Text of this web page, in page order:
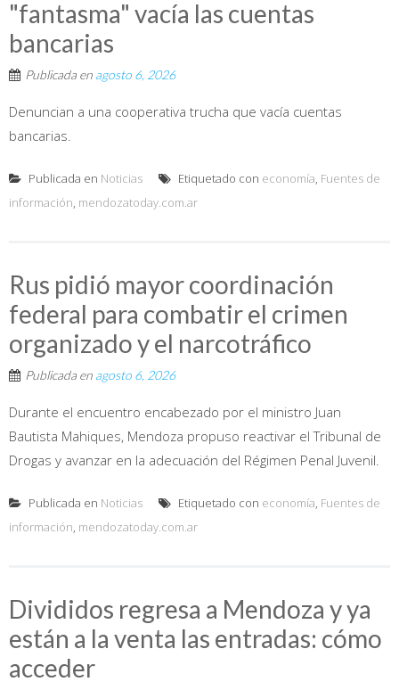
"fantasma" vacía las cuentas
bancarias
Publicada en agosto 6, 2026
Denuncian a una cooperativa trucha que vacía cuentas
bancarias.
Publicada en Noticias Etiquetado con economía, Fuentes de
información, mendozatoday.com.ar
Rus pidió mayor coordinación
federal para combatir el crimen
organizado y el narcotráfico
Publicada en agosto 6, 2026
Durante el encuentro encabezado por el ministro Juan
Bautista Mahiques, Mendoza propuso reactivar el Tribunal de
Drogas y avanzar en la adecuación del Régimen Penal Juvenil.
Publicada en Noticias Etiquetado con economía, Fuentes de
información, mendozatoday.com.ar
Divididos regresa a Mendoza y ya
están a la venta las entradas: cómo
acceder